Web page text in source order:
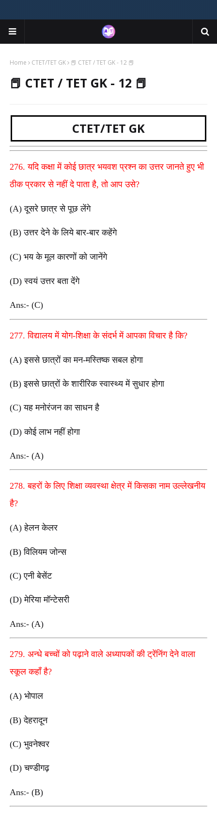
Home CTET/TET GK 📕 CTET / TET GK - 12 📕
📕 CTET / TET GK - 12 📕
CTET/TET GK
276. यदि कक्षा में कोई छात्र भयवश प्रश्न का उत्तर जानते हुए भी
ठीक प्रकार से नहीं दे पाता है, तो आप उसे?
(A) दूसरे छात्र से पूछ लेंगे
(B) उत्तर देने के लिये बार-बार कहेंगे
(C) भय के मूल कारणों को जानेंगे
(D) स्वयं उत्तर बता देंगे
Ans:- (C)
277. विद्यालय में योग-शिक्षा के संदर्भ में आपका विचार है कि?
(A) इससे छात्रों का मन-मस्तिष्क सबल होगा
(B) इससे छात्रों के शारीरिक स्वास्थ्य में सुधार होगा
(C) यह मनोरंजन का साधन है
(D) कोई लाभ नहीं होगा
Ans:- (A)
278. बहरों के लिए शिक्षा व्यवस्था क्षेत्र में किसका नाम उल्लेखनीय
है?
(A) हेलन केलर
(B) विलियम जोन्स
(C) एनी बेसेंट
(D) मेरिया मॉन्टेसरी
Ans:- (A)
279. अन्धे बच्चों को पढ़ाने वाले अध्यापकों की ट्रेंनिंग देने वाला
स्कूल कहाँ है?
(A) भोपाल
(B) देहरादून
(C) भुवनेश्वर
(D) चण्डीगढ़
Ans:- (B)